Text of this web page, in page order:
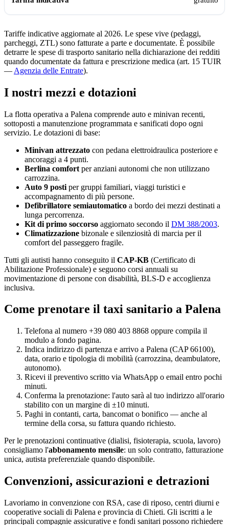
Tariffe indicative aggiornate al 2026. Le spese vive (pedaggi,
parcheggi, ZTL) sono fatturate a parte e documentate. È possibile
detrarre le spese di trasporto sanitario nella dichiarazione dei redditi
quando documentate da fattura e prescrizione medica (art. 15 TUIR
— Agenzia delle Entrate).
I nostri mezzi e dotazioni
La flotta operativa a Palena comprende auto e minivan recenti,
sottoposti a manutenzione programmata e sanificati dopo ogni
servizio. Le dotazioni di base:
Minivan attrezzato con pedana elettroidraulica posteriore e
ancoraggi a 4 punti.
Berlina comfort per anziani autonomi che non utilizzano
carrozzina.
Auto 9 posti per gruppi familiari, viaggi turistici e
accompagnamento di più persone.
Defibrillatore semiautomatico a bordo dei mezzi destinati a
lunga percorrenza.
Kit di primo soccorso aggiornato secondo il DM 388/2003.
Climatizzazione bizonale e silenziosità di marcia per il
comfort del passeggero fragile.
Tutti gli autisti hanno conseguito il CAP-KB (Certificato di
Abilitazione Professionale) e seguono corsi annuali su
movimentazione di persone con disabilità, BLS-D e accoglienza
inclusiva.
Come prenotare il taxi sanitario a Palena
Telefona al numero +39 080 403 8868 oppure compila il
modulo a fondo pagina.
Indica indirizzo di partenza e arrivo a Palena (CAP66100),
data, orario e tipologia di mobilità (carrozzina, deambulatore,
autonomo).
Ricevi il preventivo scritto via WhatsApp o email entro pochi
minuti.
Conferma la prenotazione: l'auto sarà al tuo indirizzo all'orario
stabilito con un margine di ±10 minuti.
Paghi in contanti, carta, bancomat o bonifico — anche al
termine della corsa, su fattura quando richiesto.
Per le prenotazioni continuative (dialisi, fisioterapia, scuola, lavoro)
consigliamo l'abbonamento mensile: un solo contratto, fatturazione
unica, autista preferenziale quando disponibile.
Convenzioni, assicurazioni e detrazioni
Lavoriamo in convenzione con RSA, case di riposo, centri diurni e
cooperative sociali di Palena e provincia di Chieti. Gli iscritti a le
principali compagnie assicurative e fondi sanitari possono richiedere